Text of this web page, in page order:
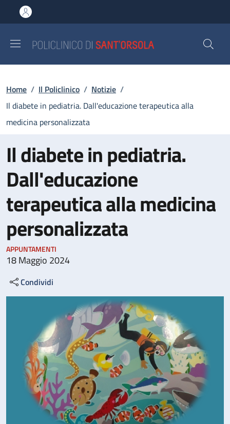
al contenuto principale
to footer content
Briciole di pane
Home / Il Policlinico / Notizie /
Il diabete in pediatria. Dall'educazione terapeutica alla
medicina personalizzata
Il diabete in pediatria.
Dall'educazione
terapeutica alla medicina
personalizzata
APPUNTAMENTI
18 Maggio 2024
Condividi